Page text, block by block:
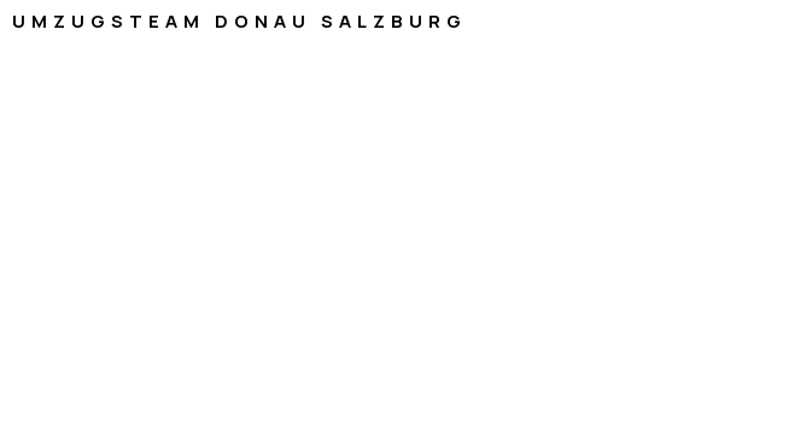
UMZUGSTEAM DONAU SALZBURG